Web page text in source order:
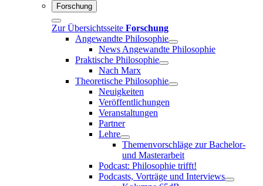
Forschung
Zur Übersichtsseite Forschung
Angewandte Philosophie
News Angewandte Philosophie
Praktische Philosophie
Nach Marx
Theoretische Philosophie
Neuigkeiten
Veröffentlichungen
Veranstaltungen
Partner
Lehre
Themenvorschläge zur Bachelor-
und Masterarbeit
Podcast: Philosophie trifft!
Podcasts, Vorträge und Interviews